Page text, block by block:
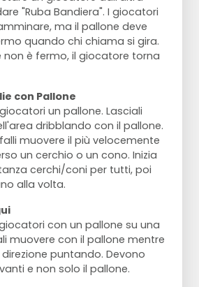
"Ruba Bandiera". I giocatori
ma il pallone deve
quando chi chiama si gira.
non è fermo, il giocatore torna
con Pallone
un pallone. Lasciali
dribblando con il pallone.
muovere il più velocemente
un cerchio o un cono. Inizia
cerchi/coni per tutti, poi
alla volta.
con un pallone su una
muovere con il pallone mentre
puntando. Devono
e non solo il pallone.